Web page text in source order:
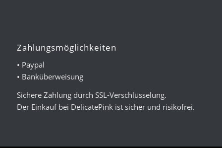
Zahlungsmöglichkeiten
• Paypal
• Banküberweisung
Sichere Zahlung durch SSL-Verschlüsselung.
Der Einkauf bei DelicatePink ist sicher und risikofrei.